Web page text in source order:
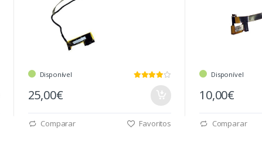
Disponível
25,00€
Comparar Favoritos
Disponível
10,00€
Comparar